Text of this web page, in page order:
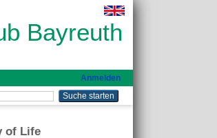
Bayreuth
Anmelden
of Life